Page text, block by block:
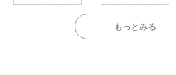
もっとみる